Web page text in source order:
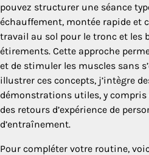
pouvez structurer une séance
échauffement, montée rapide et
travail au sol pour le tronc et les
étirements. Cette approche
et de stimuler les muscles sans
illustrer ces concepts, j’intègre
démonstrations utiles, y compris
des retours d’expérience de
d’entraînement.
Pour compléter votre routine,